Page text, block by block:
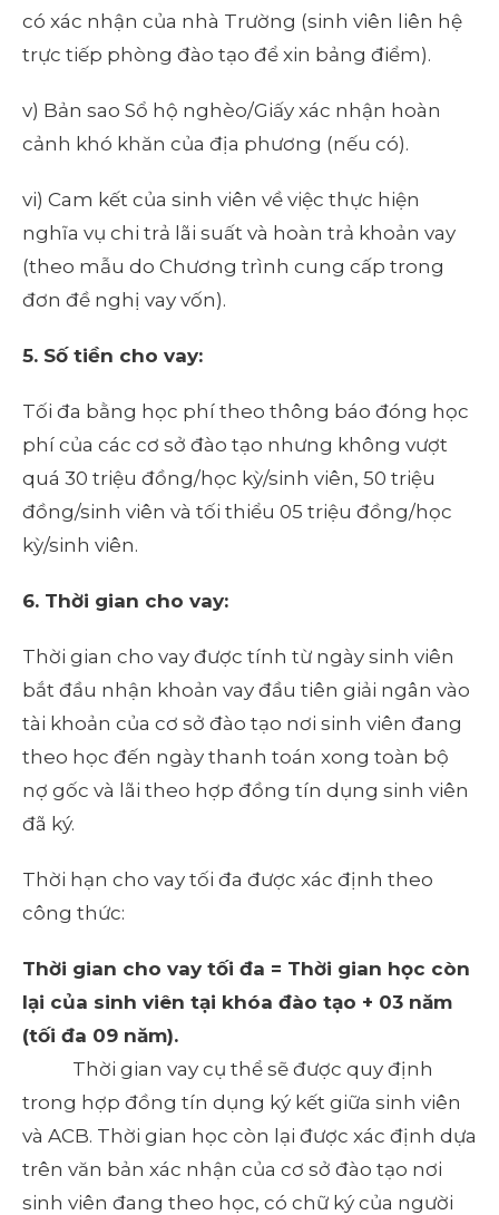
có xác nhận của nhà Trường (sinh viên liên hệ
trực tiếp phòng đào tạo để xin bảng điểm).
v) Bản sao Sổ hộ nghèo/Giấy xác nhận hoàn
cảnh khó khăn của địa phương (nếu có).
vi) Cam kết của sinh viên về việc thực hiện
nghĩa vụ chi trả lãi suất và hoàn trả khoản vay
(theo mẫu do Chương trình cung cấp trong
đơn đề nghị vay vốn).
5. Số tiền cho vay:
Tối đa bằng học phí theo thông báo đóng học
phí của các cơ sở đào tạo nhưng không vượt
quá 30 triệu đồng/học kỳ/sinh viên, 50 triệu
đồng/sinh viên và tối thiểu 05 triệu đồng/học
kỳ/sinh viên.
6. Thời gian cho vay:
Thời gian cho vay được tính từ ngày sinh viên
bắt đầu nhận khoản vay đầu tiên giải ngân vào
tài khoản của cơ sở đào tạo nơi sinh viên đang
theo học đến ngày thanh toán xong toàn bộ
nợ gốc và lãi theo hợp đồng tín dụng sinh viên
đã ký.
Thời hạn cho vay tối đa được xác định theo
công thức:
Thời gian cho vay tối đa = Thời gian học còn
lại của sinh viên tại khóa đào tạo + 03 năm
(tối đa 09 năm).
Thời gian vay cụ thể sẽ được quy định
trong hợp đồng tín dụng ký kết giữa sinh viên
và ACB. Thời gian học còn lại được xác định dựa
trên văn bản xác nhận của cơ sở đào tạo nơi
sinh viên đang theo học, có chữ ký của người